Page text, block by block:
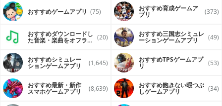
おすすめゲームアプリ (75) おすすめ育成ゲームア
プリ (373)
おすすめダウンロードし
た音楽・楽曲をオフライ (20) おすすめ三国志シミュレ
ーションゲームアプリ (49)
おすすめシミュレー
ションゲームアプリ (1,645) おすすめTPSゲームアプ
リ (53)
おすすめ最新・新作
スマホゲームアプリ (8,639) おすすめ飽きない暇つぶ
しゲームアプリ (34)